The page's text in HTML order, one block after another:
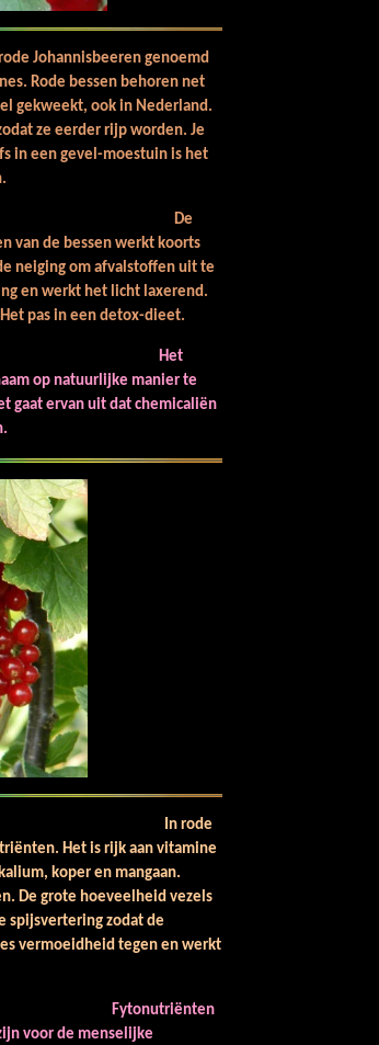
Johannisbeeren genoemd
Rode bessen behoren net
gekweekt, ook in Nederland.
ze eerder rijp worden. Je
in een gevel-moestuin is het
bes.De
van de bessen werkt koorts
neiging om afvalstoffen uit te
en werkt het licht laxerend.
pas in eendetox-dieet.
Het
op natuurlijke manier te
gaat ervan uit dat chemicaliën
bes. In rode
Het is rijk aan vitamine
koper en mangaan.
De grote hoeveelheid vezels
spijsvertering zodat de
vermoeidheid tegen en werkt
Fytonutriënten
voor de menselijke